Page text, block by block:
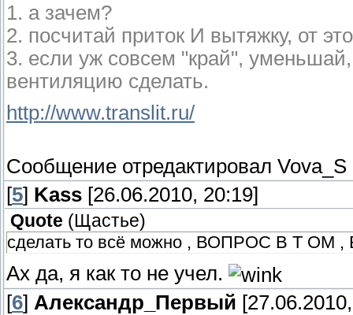
1. а зачем?
2. посчитай приток И вытяжку, от
3. если уж совсем "край",
вентиляцию сделать.
http://www.translit.ru/
Сообщение отредактировал Vova_S
[5] Kass [26.06.2010, 20:19]
Quote ( Щастье)
сделать то всё можно , ВОПРОС В Т ОМ
Ах да, я как то не учел.
[6] Александр_Первый